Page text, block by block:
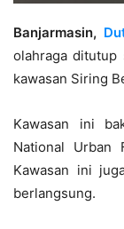
Banjarmasin,
olahraga ditutup
kawasan Siring
Kawasan ini
National Urban
Kawasan ini
berlangsung.